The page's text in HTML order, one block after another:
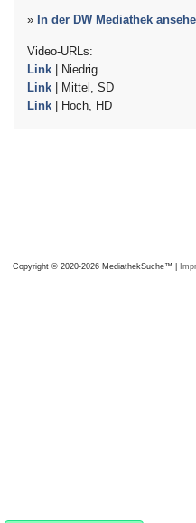
» In der DW Mediathek
Video-URLs:
Link | Niedrig
Link | Mittel, SD
Link | Hoch, HD
Copyright © 2020-2026 MediathekSuche™ |